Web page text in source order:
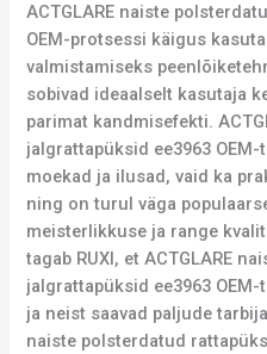
ACTGLARE naiste
OEM-protsessi käigus
valmistamiseks
sobivad ideaalselt kasutaja
parimat kandmisefekti.
jalgrattapüksid ee3963
moekad ja ilusad, vaid ka
ning on turul väga
meisterlikkuse ja range
tagab RUXI, et ACTGLARE
jalgrattapüksid ee3963
ja neist saavad paljude
naiste polsterdatud